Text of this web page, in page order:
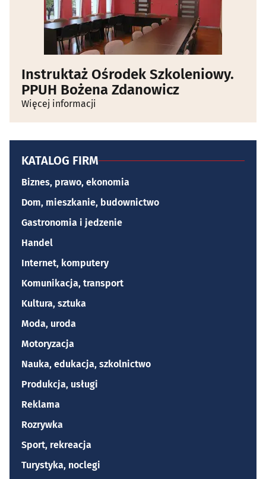
Instruktaż Ośrodek Szkoleniowy.
PPUH Bożena Zdanowicz
Więcej informacji
KATALOG FIRM
Biznes, prawo, ekonomia
Dom, mieszkanie, budownictwo
Gastronomia i jedzenie
Handel
Internet, komputery
Komunikacja, transport
Kultura, sztuka
Moda, uroda
Motoryzacja
Nauka, edukacja, szkolnictwo
Produkcja, usługi
Reklama
Rozrywka
Sport, rekreacja
Turystyka, noclegi